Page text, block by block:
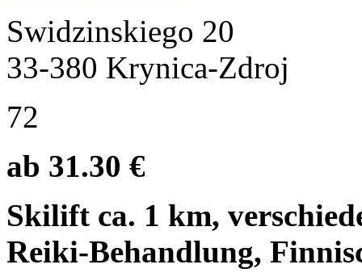
Swidzinskiego 20
33-380 Krynica-Zdroj
72
ab 31.30 €
Skilift ca. 1 km,
Reiki-Behandlung,